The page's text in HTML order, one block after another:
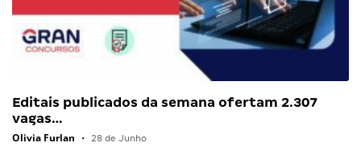
Editais publicados da semana ofertam 2.307
vagas…
Olivia Furlan • 28 de Junho